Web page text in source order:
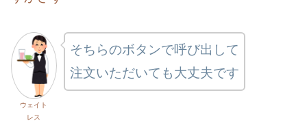
ウェイト
レス
そちらのボタンで呼び出して
注文いただいても大丈夫です